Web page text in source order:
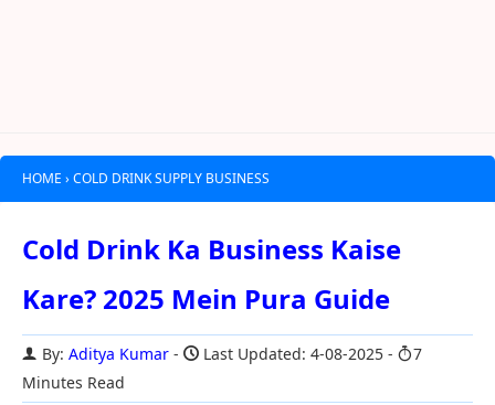
HOME › COLD DRINK SUPPLY BUSINESS
Cold Drink Ka Business Kaise
Kare? 2025 Mein Pura Guide
By: Aditya Kumar Last Updated: 4-08-2025
7
Minutes Read